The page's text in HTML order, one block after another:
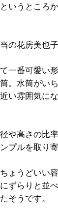
いうところ
の花房美也子
一番可愛い
。水筒がいち
い雰囲気に
や高さの比
プルを取り寄
ょうどいい
ずらりと並
そうです。